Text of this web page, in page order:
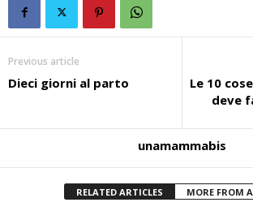
Previous article
Dieci giorni al parto
Le 10
deve
unamammabis
RELATED ARTICLES MORE FROM